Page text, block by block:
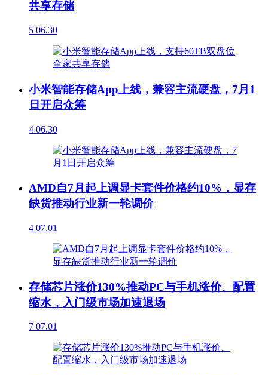
共享存储
5 06.30
小米智能存储App上线，兼容主流硬盘，7月1
日开启众筹
4 06.30
AMD自7月起上调显卡套件价格约10%，显存
缺货推动行业新一轮调价
4 07.01
存储芯片涨价130%推动PC与手机涨价、配置
缩水，入门级市场加速退场
7 07.01